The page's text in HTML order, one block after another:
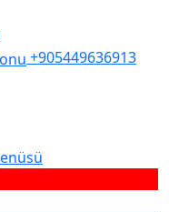
+905449636913